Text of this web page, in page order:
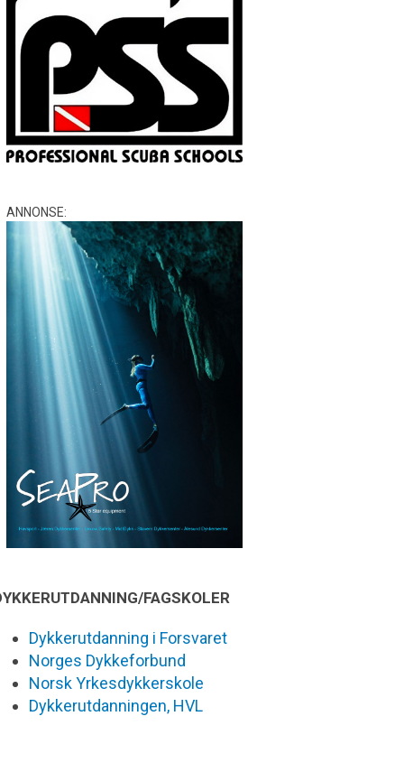
ANNONSE:
FAGSKOLER
Dykkerutdanning i Forsvaret
Norges Dykkeforbund
Norsk Yrkesdykkerskole
Dykkerutdanningen, HVL